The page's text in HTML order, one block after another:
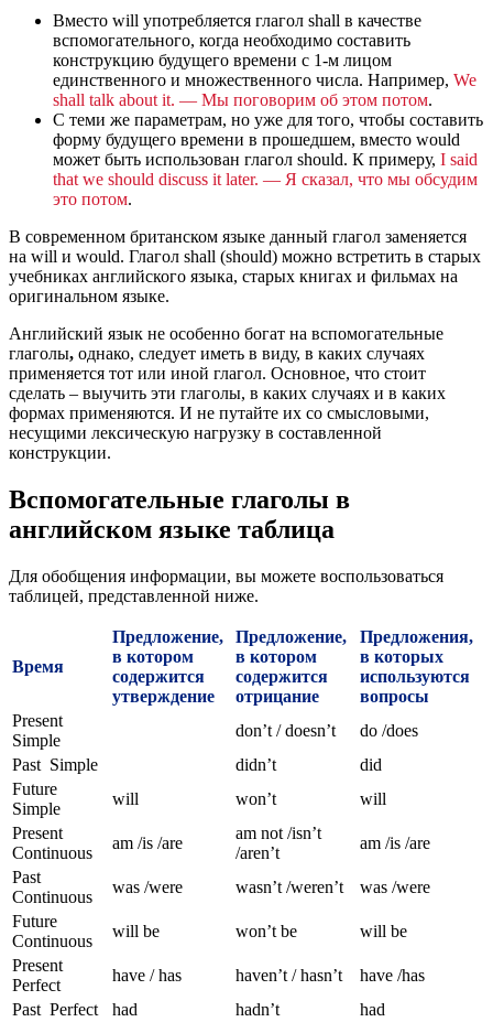
Вместо will употребляется глагол shall в качестве
вспомогательного, когда необходимо составить
конструкцию будущего времени с 1-м лицом
единственного и множественного числа. Например, We
shall talk about it. — Мы поговорим об этом потом.
С теми же параметрам, но уже для того, чтобы составить
форму будущего времени в прошедшем, вместо would
может быть использован глагол should. К примеру, I said
that we should discuss it later. — Я сказал, что мы обсудим
это потом.
В современном британском языке данный глагол заменяется
на will и would. Глагол shall (should) можно встретить в старых
учебниках английского языка, старых книгах и фильмах на
оригинальном языке.
Английский язык не особенно богат на вспомогательные
глаголы, однако, следует иметь в виду, в каких случаях
применяется тот или иной глагол. Основное, что стоит
сделать – выучить эти глаголы, в каких случаях и в каких
формах применяются. И не путайте их со смысловыми,
несущими лексическую нагрузку в составленной
конструкции.
Вспомогательные глаголы в
английском языке таблица
Для обобщения информации, вы можете воспользоваться
таблицей, представленной ниже.
Время
Предложение,
в котором
содержится
утверждение
Предложение,
в котором
содержится
отрицание
Предложения,
в которых
используются
вопросы
Present
Simple
don’t / doesn’t
do /does
Past Simple
didn’t
did
Future
Simple
will won’t
will
Present
Continuous
am /is /are
am not /isn’t
/aren’t
am /is /are
Past
Continuous
was /were wasn’t /weren’t
was /were
Future
Continuous
will be won’t be
will be
Present
Perfect
have / has haven’t / hasn’t
have /has
Past Perfect
had hadn’t
had